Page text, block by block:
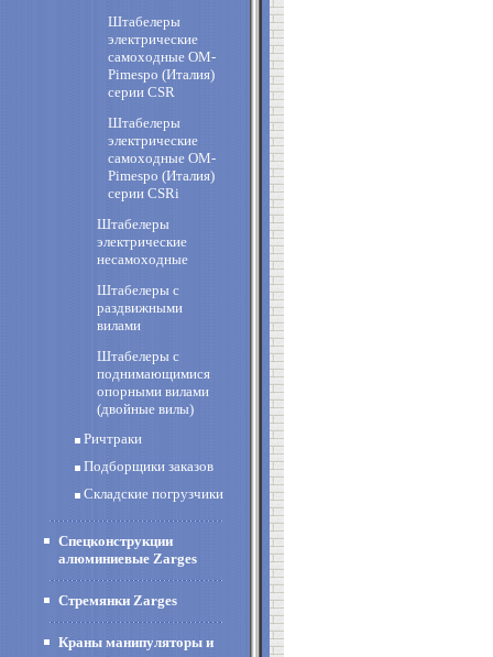
Штабелеры
электрические
самоходные OM-
Pimespo (Италия)
cерии CSR
Штабелеры
электрические
самоходные OM-
Pimespo (Италия)
cерии CSRi
Штабелеры
электрические
несамоходные
Штабелеры с
раздвижными
вилами
Штабелеры с
поднимающимися
опорными вилами
(двойные вилы)
Ричтраки
Подборщики заказов
Складские погрузчики
Спецконструкции
алюминиевые Zarges
Стремянки Zarges
Краны манипуляторы и